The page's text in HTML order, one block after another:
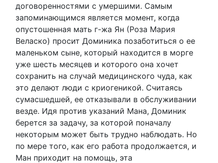
договоренностями с умершими. Самым
запоминающимся является момент, когда
опустошенная мать г-жа Ян (Роза Мария
Веласко) просит Доминика позаботиться о ее
маленьком сыне, который находится в морге
уже шесть месяцев и которого она хочет
сохранить на случай медицинского чуда, как
это делают люди с криогеникой. Считаясь
сумасшедшей, ее отказывали в обслуживании
везде. Идя против указаний Мана, Доминик
берется за задачу, за которой поначалу
некоторым может быть трудно наблюдать. Но
по мере того, как его работа продолжается, и
Ман приходит на помощь, эта